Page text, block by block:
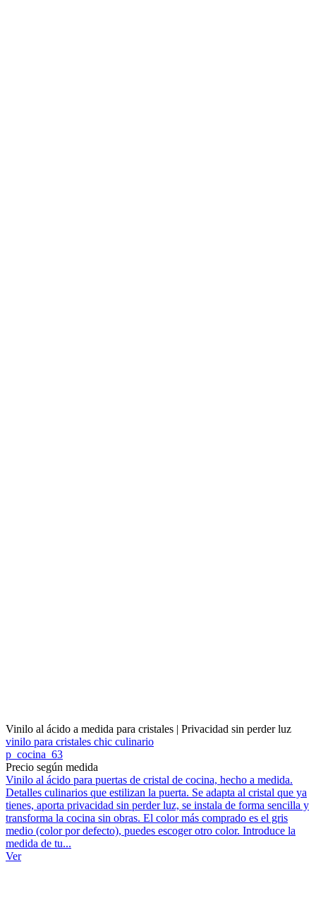
Vinilo al ácido a medida para cristales | Privacidad sin perder luz
vinilo para cristales chic culinario
p_cocina_63
Precio según medida
Vinilo al ácido para puertas de cristal de cocina, hecho a medida.
Detalles culinarios que estilizan la puerta. Se adapta al cristal que ya
tienes, aporta privacidad sin perder luz, se instala de forma sencilla y
transforma la cocina sin obras. El color más comprado es el gris
medio (color por defecto), puedes escoger otro color. Introduce la
medida de tu...
Ver